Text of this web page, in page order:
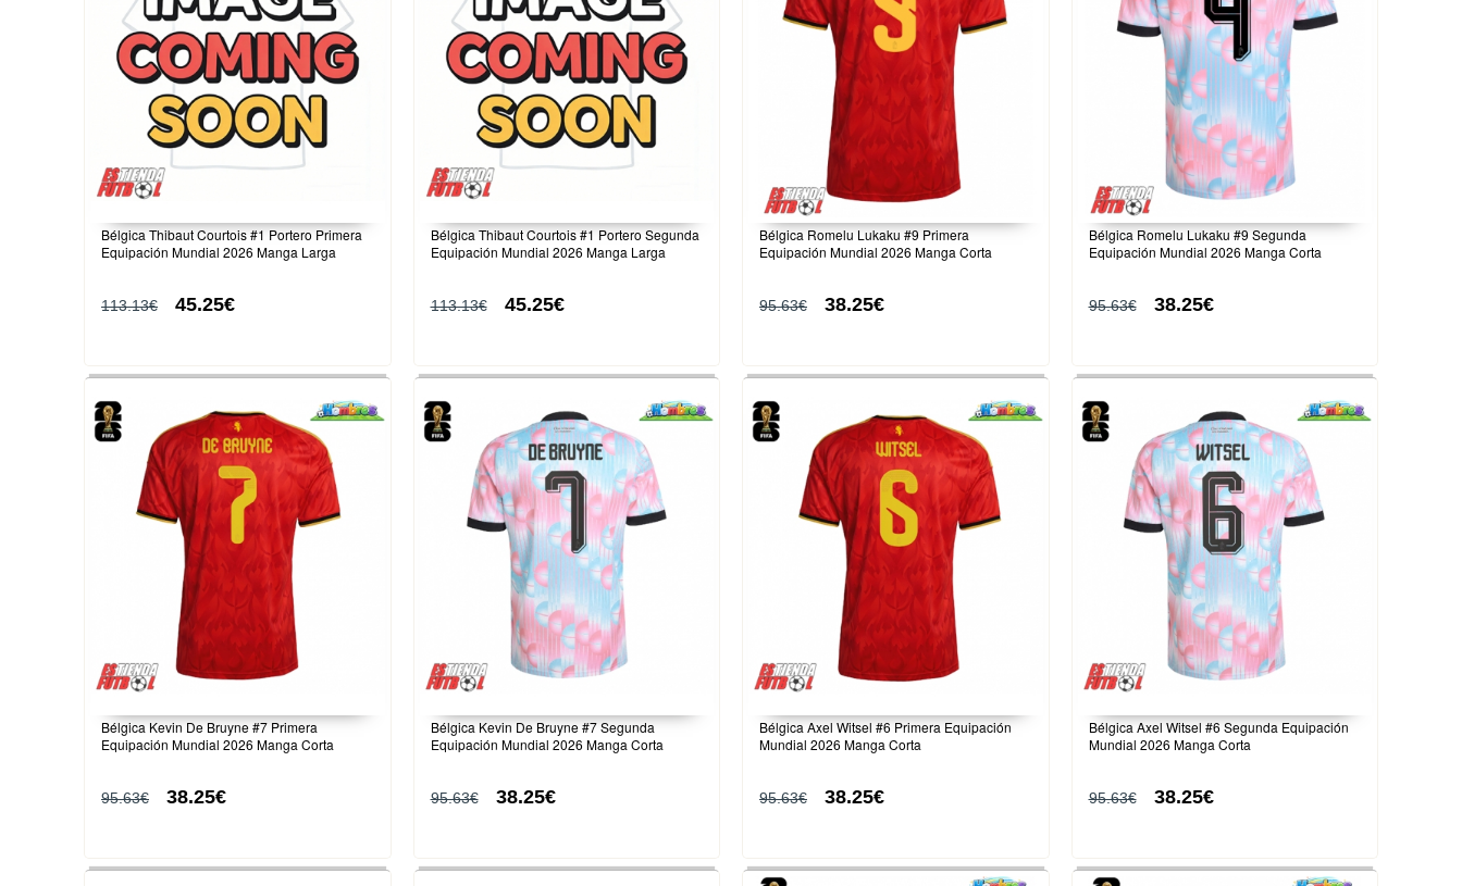
Bélgica Thibaut Courtois #1 Portero Primera
Equipación Mundial 2026 Manga Larga
113.13€ 45.25€
Bélgica Thibaut Courtois #1 Portero Segunda
Equipación Mundial 2026 Manga Larga
113.13€ 45.25€
Bélgica Romelu Lukaku #9 Primera
Equipación Mundial 2026 Manga Corta
95.63€ 38.25€
Bélgica Romelu Lukaku #9 Segunda
Equipación Mundial 2026 Manga Corta
95.63€ 38.25€
Bélgica Kevin De Bruyne #7 Primera
Equipación Mundial 2026 Manga Corta
95.63€ 38.25€
Bélgica Kevin De Bruyne #7 Segunda
Equipación Mundial 2026 Manga Corta
95.63€ 38.25€
Bélgica Axel Witsel #6 Primera Equipación
Mundial 2026 Manga Corta
95.63€ 38.25€
Bélgica Axel Witsel #6 Segunda Equipación
Mundial 2026 Manga Corta
95.63€ 38.25€